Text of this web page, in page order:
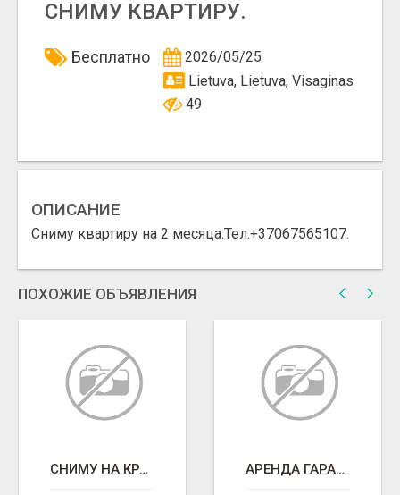
СНИМУ КВАРТИРУ.
Бесплатно
2026/05/25
Lietuva, Lietuva, Visaginas
49
ОПИСАНИЕ
Сниму квартиру на 2 месяца.Тел.+37067565107.
ПОХОЖИЕ ОБЪЯВЛЕНИЯ
СНИМУ НА КРАТКОСРОЧНУЮ АРЕНДУ КВАРТИРУ, ИЛИ ГОСТЕВОЙ НОМЕР С УДОБСТВАМИ. АРЕНДА ГАРАЖА